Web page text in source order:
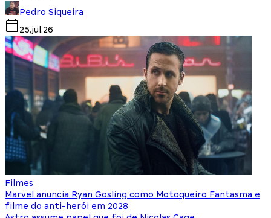
Pedro Siqueira
25.jul.26
Filmes
Marvel anuncia Ryan Gosling como Motoqueiro Fantasma e
filme do anti-herói em 2028